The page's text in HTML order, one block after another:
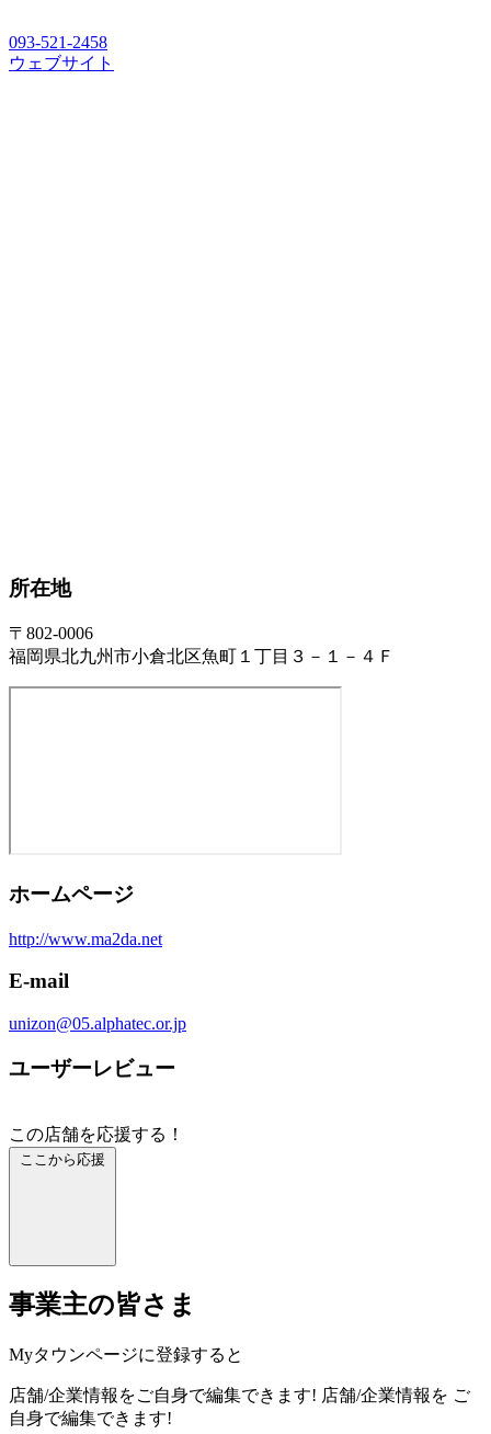
093-521-2458
ウェブサイト
所在地
〒802-0006
福岡県北九州市小倉北区魚町１丁目３－１－４Ｆ
ホームページ
http://www.ma2da.net
E-mail
unizon@05.alphatec.or.jp
ユーザーレビュー
この店舗を応援する！
ここから応援
事業主の皆さま
Myタウンページに登録すると
店舗/企業情報をご自身で編集できます! 店舗/企業情報を ご
自身で編集できます!